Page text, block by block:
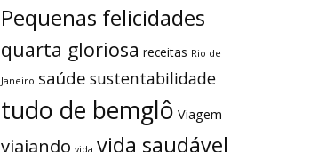
Pequenas felicidades
quarta gloriosa receitas Rio de
Janeiro saúde sustentabilidade
tudo de bemglô Viagem
viajando vida vida saudável